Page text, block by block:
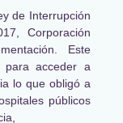
de Interrupción
Corporación
Este
para acceder a
lo que obligó a
públicos